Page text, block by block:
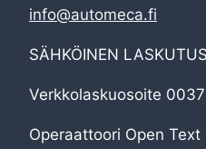
info@automeca.fi
SÄHKÖINEN
Verkkolaskuosoite
Operaattoori Open